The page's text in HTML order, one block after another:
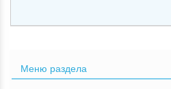
Меню раздела